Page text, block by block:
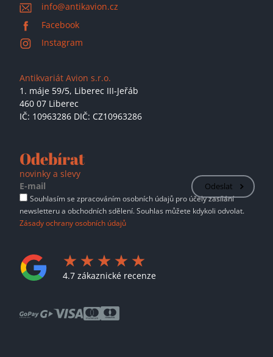
info@antikavion.cz
Facebook
Instagram
Antikvariát Avion s.r.o.
1. máje 59/5, Liberec III-Jeřáb
460 07 Liberec
IČ: 10963286 DIČ: CZ10963286
Odebírat
novinky a slevy
Odeslat
Souhlasím se zpracováním osobních údajů pro účely zasílání
newsletteru a obchodních sdělení. Souhlas můžete kdykoli odvolat.
Zásady ochrany osobních údajů
4.7 zákaznické recenze